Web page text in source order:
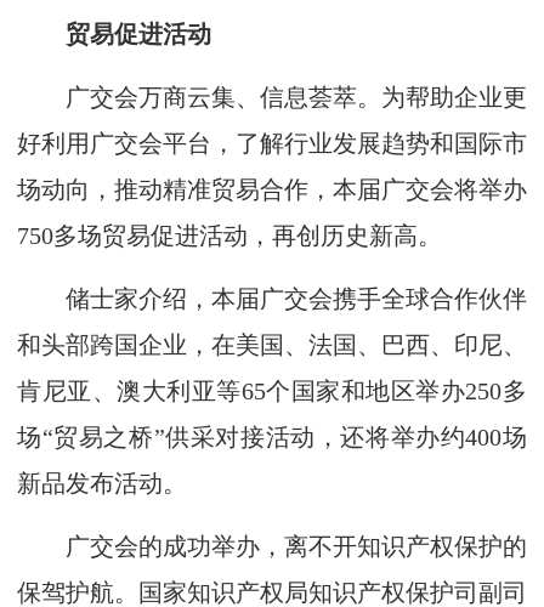
贸易促进活动
广交会万商云集、信息荟萃。为帮助企业更
好利用广交会平台，了解行业发展趋势和国际市
场动向，推动精准贸易合作，本届广交会将举办
750多场贸易促进活动，再创历史新高。
储士家介绍，本届广交会携手全球合作伙伴
和头部跨国企业，在美国、法国、巴西、印尼、
肯尼亚、澳大利亚等65个国家和地区举办250多
场“贸易之桥”供采对接活动，还将举办约400场
新品发布活动。
广交会的成功举办，离不开知识产权保护的
保驾护航。国家知识产权局知识产权保护司副司